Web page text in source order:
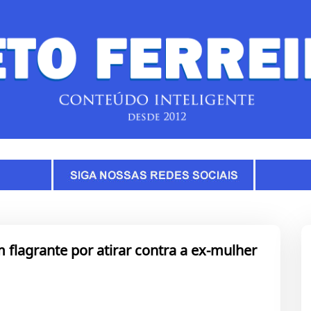
flagrante por atirar contra a ex-mulher